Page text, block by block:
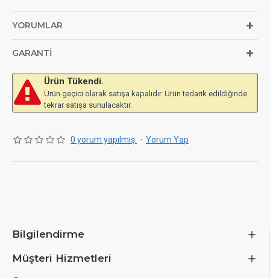
Ürün Tükendi.
Ürün geçici olarak satışa kapalıdır. Ürün tedarik edildiğinde
tekrar satışa sunulacaktır.
YORUMLAR
GARANTI
0 yorum yapılmış. - Yorum Yap
Bilgilendirme
Müşteri Hizmetleri